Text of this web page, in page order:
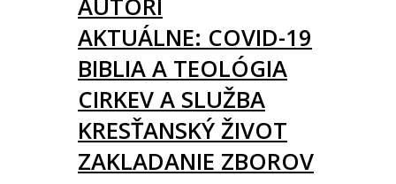
AUTORI
AKTUÁLNE: COVID-19
BIBLIA A TEOLÓGIA
CIRKEV A SLUŽBA
KRESŤANSKÝ ŽIVOT
ZAKLADANIE ZBOROV